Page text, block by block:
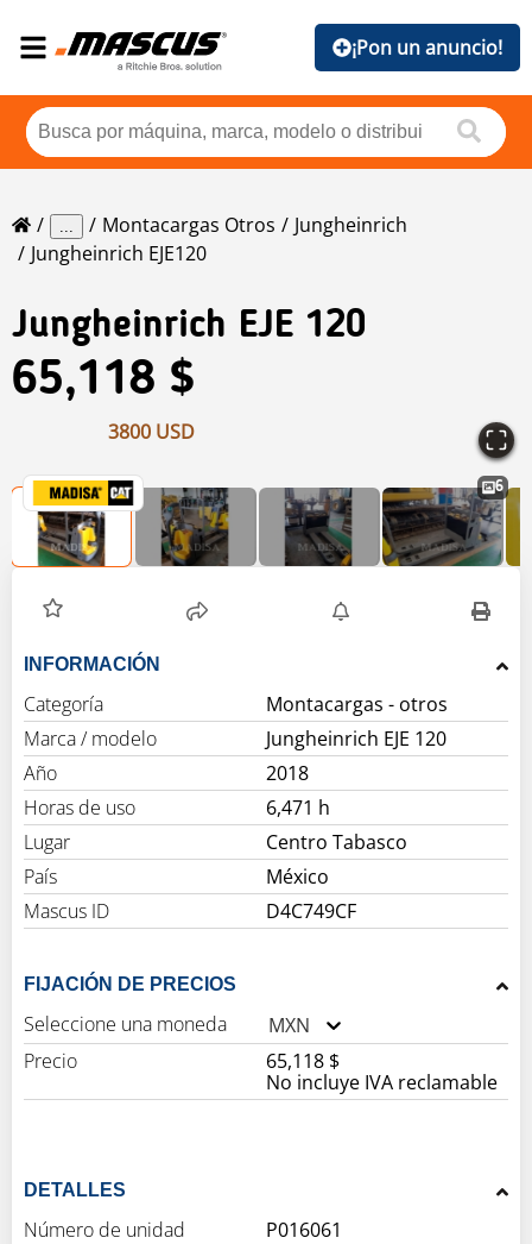
¡Pon un anuncio!
... Montacargas Otros
Jungheinrich
Jungheinrich EJE120
Jungheinrich EJE 120
65,118 $
3800 USD
6
INFORMACIÓN
Categoría
Montacargas - otros
Marca / modelo
Jungheinrich EJE 120
Año
2018
Horas de uso
6,471 h
Lugar
Centro Tabasco
País
México
Mascus ID
D4C749CF
FIJACIÓN DE PRECIOS
Seleccione una moneda
MXN
Precio
65,118 $
No incluye IVA reclamable
DETALLES
Número de unidad
P016061